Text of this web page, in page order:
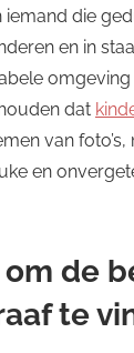
iemand die
en in
omgeving
dat
van
en
de
te